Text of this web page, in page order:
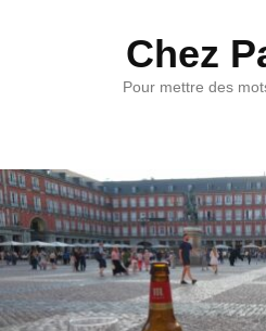
Chez
Pour mettre des